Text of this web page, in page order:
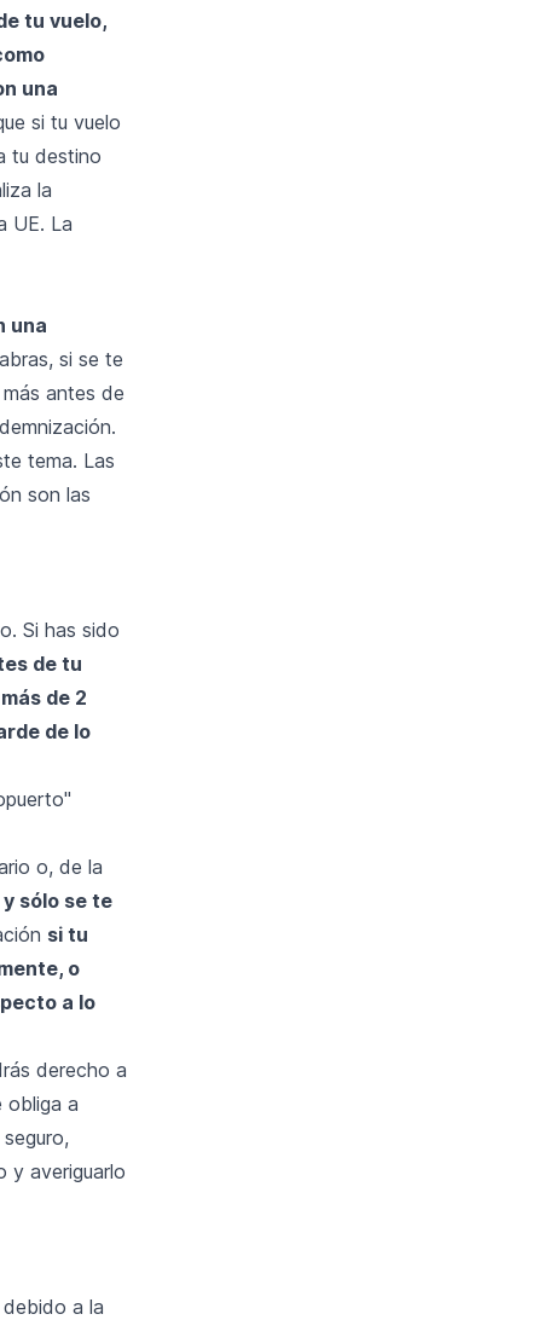
tu vuelo,
una
si tu vuelo
tu destino
la
UE. La
una
si se te
antes de
tema. Las
son las
Si has sido
de tu
de 2
de lo
o, de la
sólo se te
si tu
o
a lo
derecho a
obliga a
y averiguarlo
a la